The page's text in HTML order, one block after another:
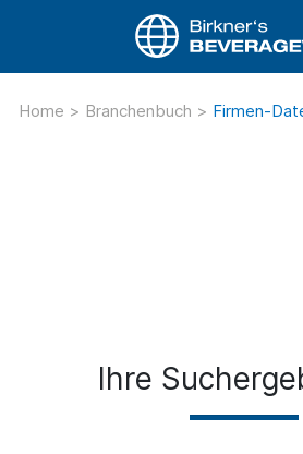
Home > Branchenbuch > Firmen-
Ihre